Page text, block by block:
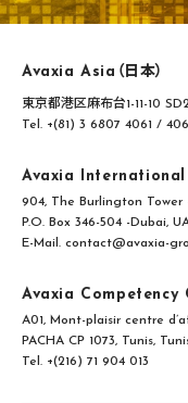
Avaxia Asia（日本）
東京都港区麻布台1-11-10
Tel. +(81) 3 6807 4061 /
Avaxia International（
904, The Burlington Tower
P.O. Box 346-504 -Dubai,
E-Mail. contact@avaxia-
Avaxia Competency
A01, Mont-plaisir centre
PACHA CP 1073, Tunis,
Tel. +(216) 71 904 013